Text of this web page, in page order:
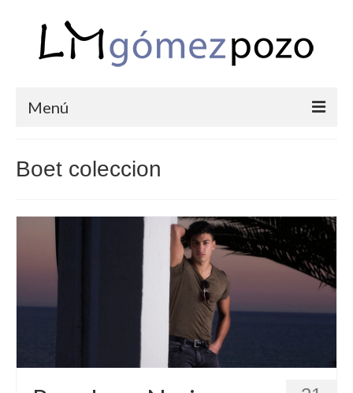
Menú
COMUNIONES
CORPORATIVAS
SEMANA SANTA
BLOG
Boet coleccion